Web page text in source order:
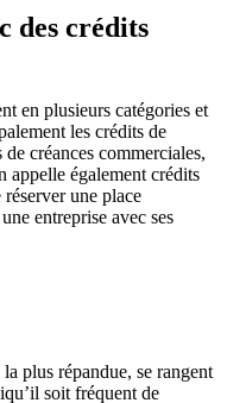
des crédits
en plusieurs catégories et
les crédits de
créances commerciales,
appelle également crédits
une place
entreprise avec ses
plus répandue, se rangent
soit fréquent de